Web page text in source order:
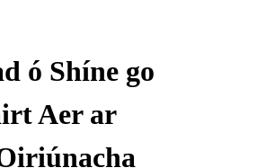
ó Shíne go
Aer ar